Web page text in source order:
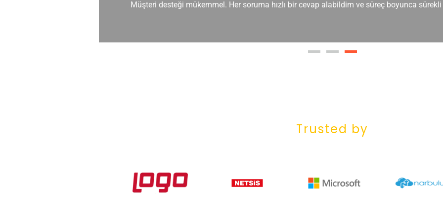
Müşteri desteği mükemmel. Her soruma hızlı bir cevap alabildim ve süreç boyunca
Trusted by